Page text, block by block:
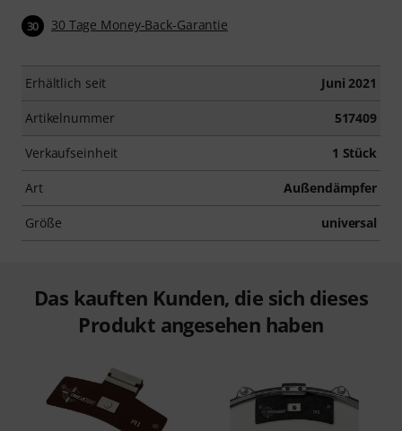
30 30 Tage Money-Back-Garantie
Erhältlich seit Juni 2021
Artikelnummer 517409
Verkaufseinheit 1 Stück
Art Außendämpfer
Größe universal
Das kauften Kunden, die sich dieses
Produkt angesehen haben